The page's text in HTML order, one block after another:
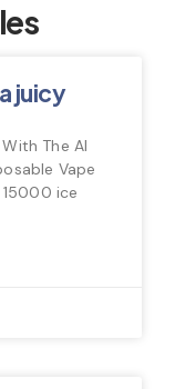
juicy
The Al
Vape
ice